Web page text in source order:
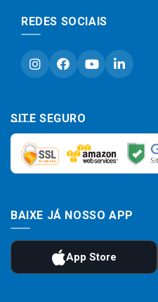
REDES SOCIAIS
SITE SEGURO
BAIXE JÁ NOSSO APP